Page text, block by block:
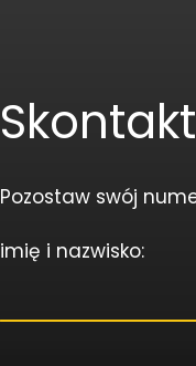
Pozostaw swój
imię i nazwisko: